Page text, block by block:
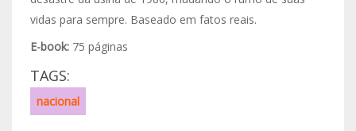
vidas para sempre. Baseado em fatos reais.
E-book:75 páginas
TAGS:
nacional